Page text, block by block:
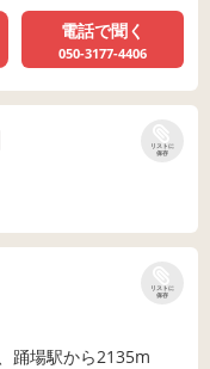
電話で聞く
050-3177-4406
リストに
保存
リストに
保存
踊場駅から2135m